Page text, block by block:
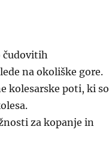
čudovitih
na okoliške gore.
kolesarske poti, ki so
za kopanje in